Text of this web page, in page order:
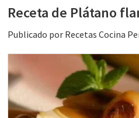
Receta de Plátano
Publicado por Recetas Cocina